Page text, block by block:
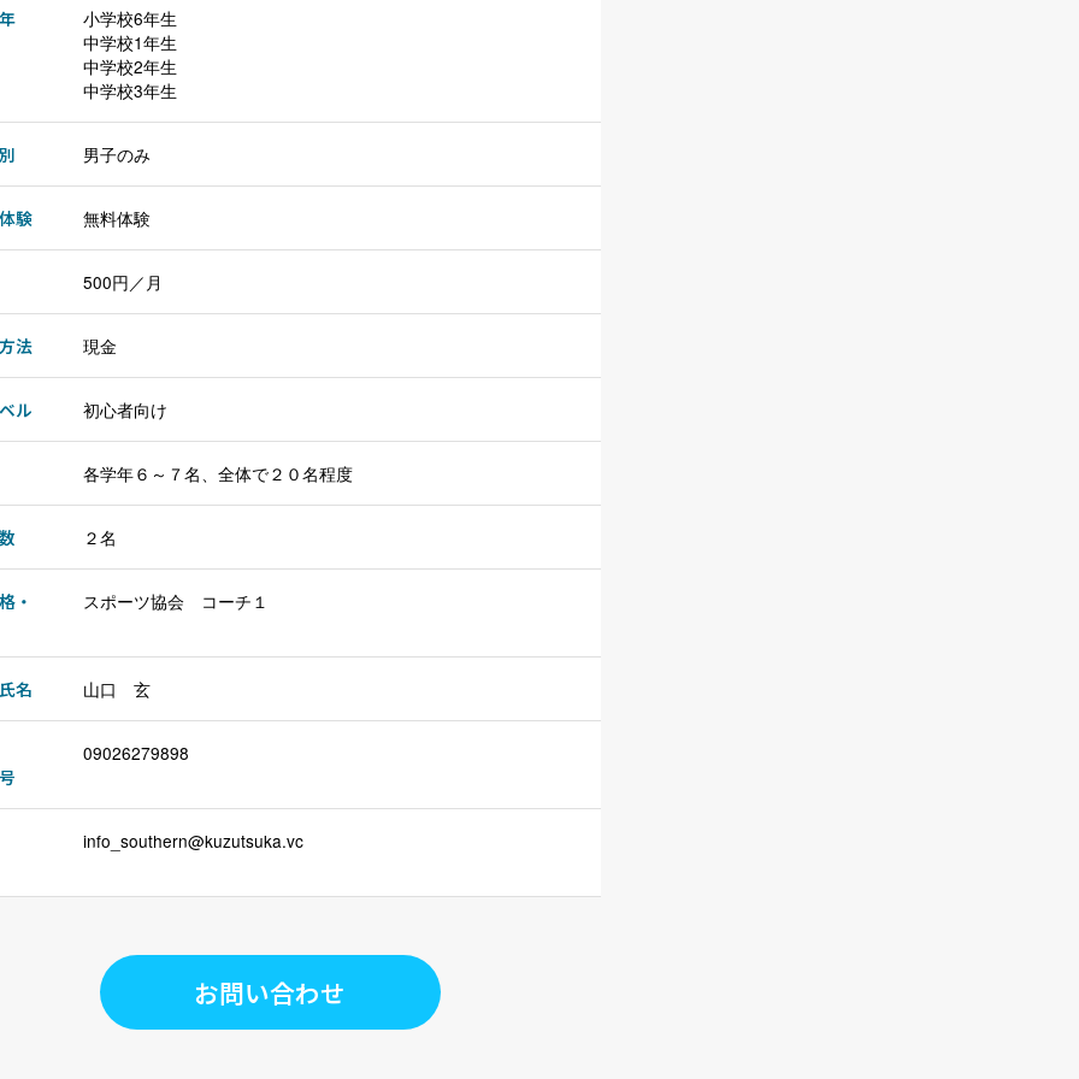
小学校6年生
中学校1年生
中学校2年生
中学校3年生
男子のみ
験 無料体験
500円／月
法 現金
ル 初心者向け
各学年６～７名、全体で２０名程度
２名
・ スポーツ協会 コーチ１
名 山口 玄
09026279898
info_southern@kuzutsuka.vc
お問い合わせ